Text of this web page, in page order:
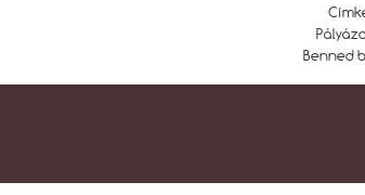
Benned